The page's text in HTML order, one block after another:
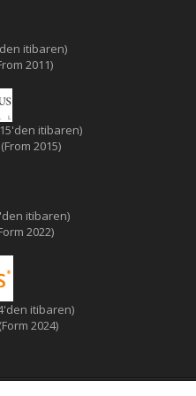
itibaren)
2011)
itibaren)
2015)
itibaren)
2022)
itibaren)
2024)